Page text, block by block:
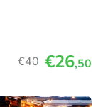
€40 €26,50